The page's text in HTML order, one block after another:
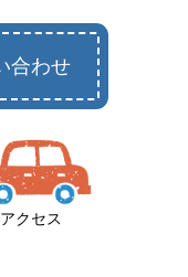
合わせ
アクセス